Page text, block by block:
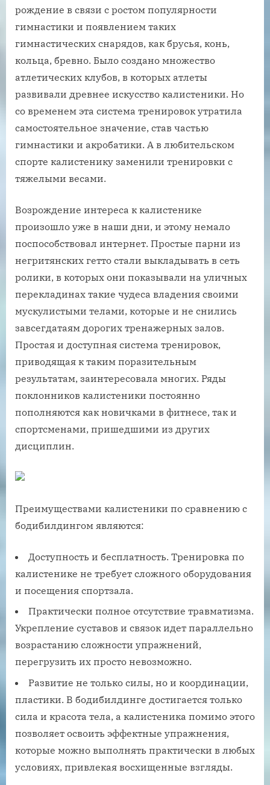
рождение в связи с ростом популярности
гимнастики и появлением таких
гимнастических снарядов, как брусья, конь,
кольца, бревно. Было создано множество
атлетических клубов, в которых атлеты
развивали древнее искусство калистеники. Но
со временем эта система тренировок утратила
самостоятельное значение, став частью
гимнастики и акробатики. А в любительском
спорте калистенику заменили тренировки с
тяжелыми весами.
Возрождение интереса к калистенике
произошло уже в наши дни, и этому немало
поспособствовал интернет. Простые парни из
негритянских гетто стали выкладывать в сеть
ролики, в которых они показывали на уличных
перекладинах такие чудеса владения своими
мускулистыми телами, которые и не снились
завсегдатаям дорогих тренажерных залов.
Простая и доступная система тренировок,
приводящая к таким поразительным
результатам, заинтересовала многих. Ряды
поклонников калистеники постоянно
пополняются как новичками в фитнесе, так и
спортсменами, пришедшими из других
дисциплин.
Преимуществами калистеники по сравнению с
бодибилдингом являются:
Доступность и бесплатность. Тренировка по
калистенике не требует сложного оборудования
и посещения спортзала.
Практически полное отсутствие травматизма.
Укрепление суставов и связок идет параллельно
возрастанию сложности упражнений,
перегрузить их просто невозможно.
Развитие не только силы, но и координации,
пластики. В бодибилдинге достигается только
сила и красота тела, а калистеника помимо этого
позволяет освоить эффектные упражнения,
которые можно выполнять практически в любых
условиях, привлекая восхищенные взгляды.